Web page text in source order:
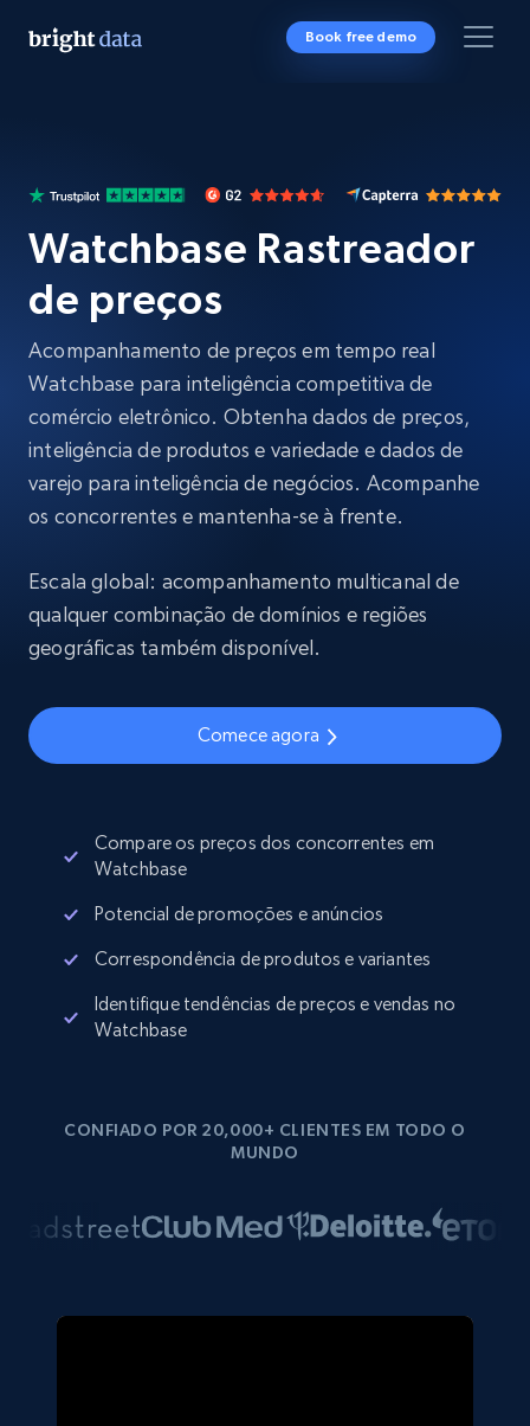
Book free demo
Watchbase Rastreador
de preços
Acompanhamento de preços em tempo real
Watchbase para inteligência competitiva de
comércio eletrônico. Obtenha dados de preços,
inteligência de produtos e variedade e dados de
varejo para inteligência de negócios. Acompanhe
os concorrentes e mantenha-se à frente.
Escala global: acompanhamento multicanal de
qualquer combinação de domínios e regiões
geográficas também disponível.
Comece agora
Compare os preços dos concorrentes em
Watchbase
Potencial de promoções e anúncios
Correspondência de produtos e variantes
Identifique tendências de preços e vendas no
Watchbase
CONFIADO POR 20,000+ CLIENTES EM TODO O
MUNDO